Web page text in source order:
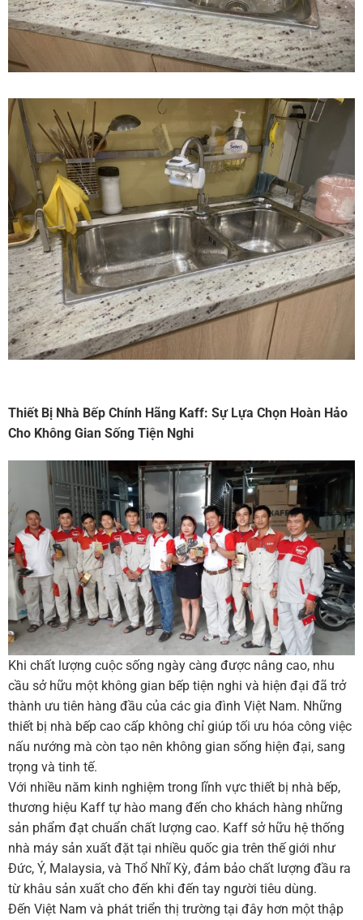
Thiết Bị Nhà Bếp Chính Hãng Kaff: Sự Lựa Chọn Hoàn Hảo
Cho Không Gian Sống Tiện Nghi
Khi chất lượng cuộc sống ngày càng được nâng cao, nhu
cầu sở hữu một không gian bếp tiện nghi và hiện đại đã trở
thành ưu tiên hàng đầu của các gia đình Việt Nam. Những
thiết bị nhà bếp cao cấp không chỉ giúp tối ưu hóa công việc
nấu nướng mà còn tạo nên không gian sống hiện đại, sang
trọng và tinh tế.
Với nhiều năm kinh nghiệm trong lĩnh vực thiết bị nhà bếp,
thương hiệu Kaff tự hào mang đến cho khách hàng những
sản phẩm đạt chuẩn chất lượng cao. Kaff sở hữu hệ thống
nhà máy sản xuất đặt tại nhiều quốc gia trên thế giới như
Đức, Ý, Malaysia, và Thổ Nhĩ Kỳ, đảm bảo chất lượng đầu ra
từ khâu sản xuất cho đến khi đến tay người tiêu dùng.
Đến Việt Nam và phát triển thị trường tại đây hơn một thập